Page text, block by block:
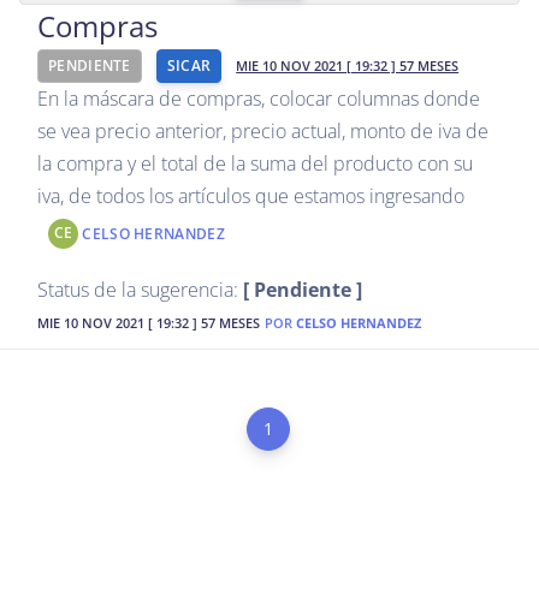
Compras
PENDIENTE SICAR MIE 10 NOV 2021 [ 19:32 ] 57 MESES
En la máscara de compras, colocar columnas donde
se vea precio anterior, precio actual, monto de iva de
la compra y el total de la suma del producto con su
iva, de todos los artículos que estamos ingresando
CE CELSO HERNANDEZ
Status de la sugerencia: [ Pendiente ]
MIE 10 NOV 2021 [ 19:32 ] 57 MESES POR CELSO HERNANDEZ
1